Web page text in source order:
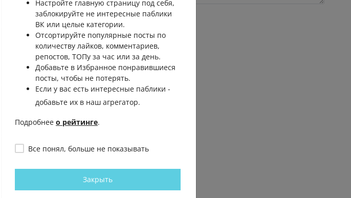
Отправить на рассмотрение
Настройте главную страницу под себя,
заблокируйте не интересные паблики
ВК или целые категории.
Отсортируйте популярные посты по
количеству лайков, комментариев,
репостов, ТОПу за час или за день.
Добавьте в Избранное понравившиеся
посты, чтобы не потерять.
Если у вас есть интересные паблики -
добавьте их в наш агрегатор.
Подробнее о рейтинге.
Все понял, больше не показывать
Закрыть